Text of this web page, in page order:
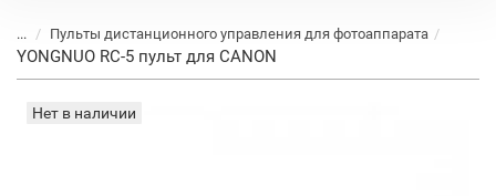
... Пульты дистанционного управления для фотоаппарата
YONGNUO RC-5 пульт для CANON
Нет в наличии